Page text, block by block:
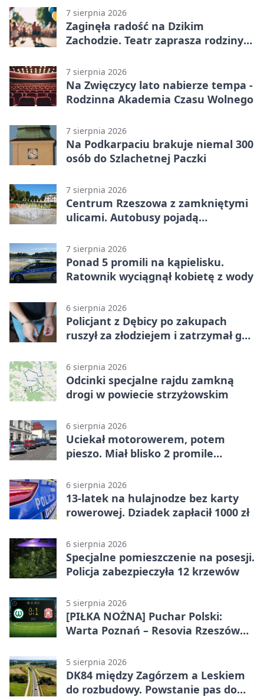
7 sierpnia 2026
Zaginęła radość na Dzikim
Zachodzie. Teatr zaprasza rodziny
7 sierpnia 2026
Na Zwięczycy lato nabierze tempa -
Rodzinna Akademia Czasu Wolnego
7 sierpnia 2026
Na Podkarpaciu brakuje niemal 300
osób do Szlachetnej Paczki
7 sierpnia 2026
Centrum Rzeszowa z zamkniętymi
ulicami. Autobusy pojadą
7 sierpnia 2026
Ponad 5 promili na kąpielisku.
Ratownik wyciągnął kobietę z wody
6 sierpnia 2026
Policjant z Dębicy po zakupach
ruszył za złodziejem i zatrzymał go
6 sierpnia 2026
Odcinki specjalne rajdu zamkną
drogi w powiecie strzyżowskim
6 sierpnia 2026
Uciekał motorowerem, potem
pieszo. Miał blisko 2 promile
6 sierpnia 2026
13-latek na hulajnodze bez karty
rowerowej. Dziadek zapłacił 1000 zł
6 sierpnia 2026
Specjalne pomieszczenie na posesji.
Policja zabezpieczyła 12 krzewów
5 sierpnia 2026
[PIŁKA NOŻNA] Puchar Polski:
Warta Poznań – Resovia Rzeszów
pierwszoligowca
5 sierpnia 2026
DK84 między Zagórzem a Leskiem
do rozbudowy. Powstanie pas do